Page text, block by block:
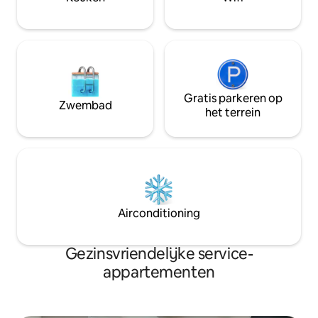
Roken is niet
Zwembad
Gratis parkeren op
het terrein
Airconditioning
Gezinsvriendelijke service-
appartementen